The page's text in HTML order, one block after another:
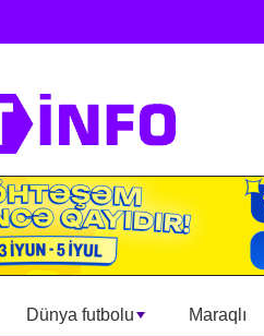
Dünya futbolu Maraqlı